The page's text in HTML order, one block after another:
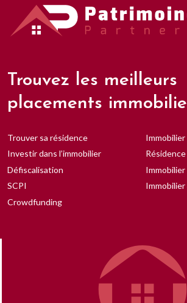
Trouvez les meilleurs
placements
Trouver sa résidence
Investir dans l’immobilier
Défiscalisation
SCPI
Crowdfunding
Immobilier
Immobilier